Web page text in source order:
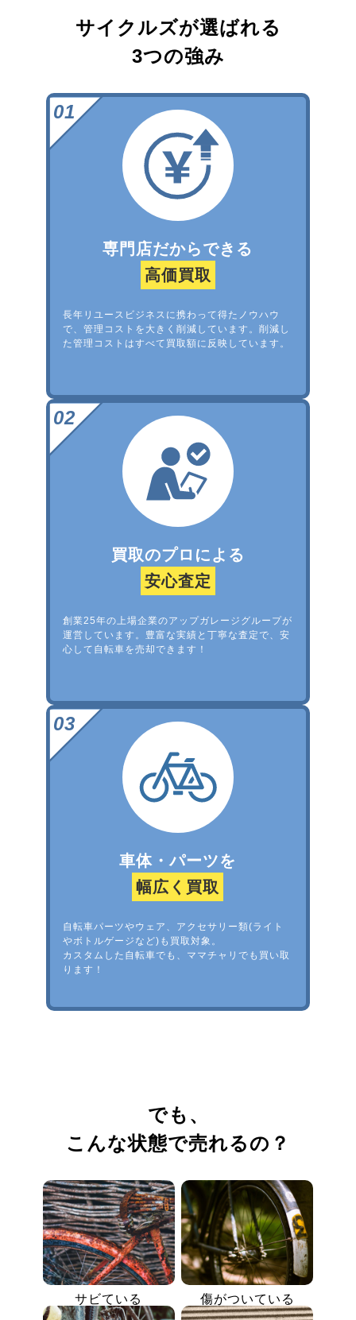
サイクルズが選ばれる
3つの強み
専門店だからできる
高価買取
長年リユースビジネスに携わって得たノウハウ
で、管理コストを大きく削減しています。削減し
た管理コストはすべて買取額に反映しています。
買取のプロによる
安心査定
創業25年の上場企業のアップガレージグループが
運営しています。豊富な実績と丁寧な査定で、安
心して自転車を売却できます！
車体・パーツを
幅広く買取
自転車パーツやウェア、アクセサリー類(ライト
やボトルゲージなど)も買取対象。
カスタムした自転車でも、ママチャリでも買い取
ります！
でも、
こんな状態で売れるの？
サビている 傷がついている